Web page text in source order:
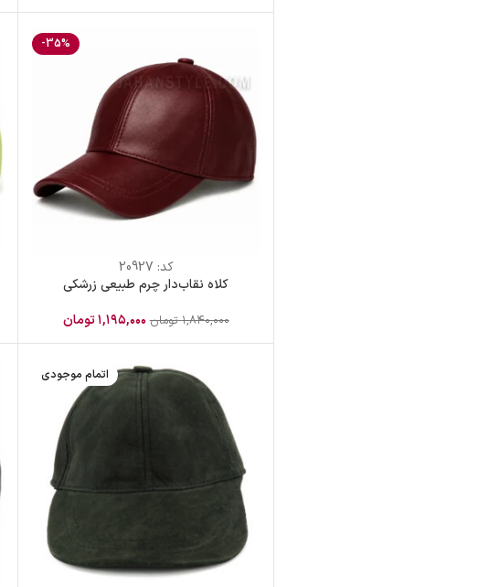
-35%
کد: 20927
کلاه نقاب‌دار چرم طبیعی زرشکی
۱,۸۴۰,۰۰۰ تومان ۱,۱۹۵,۰۰۰تومان
اتمام موجودی